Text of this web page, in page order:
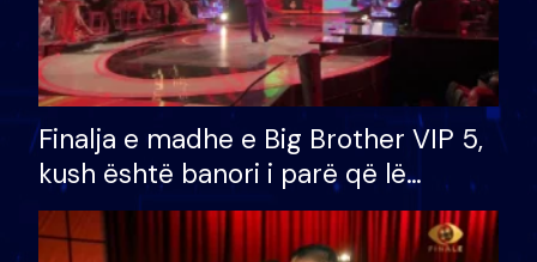
Finalja e madhe e Big Brother VIP 5,
kush është banori i parë që lë
shtëpinë dhe humb mundësinë për
të fituar çmimin e madh